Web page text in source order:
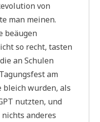
von
man meinen.
beäugen
so recht, tasten
an Schulen
am
bleich wurden, als
nutzten, und
anderes